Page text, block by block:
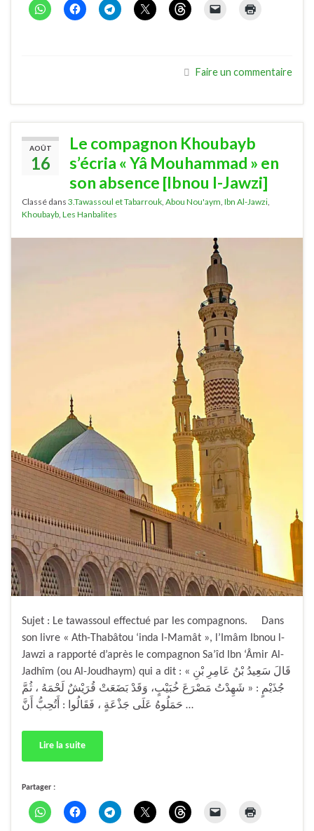
Faire un commentaire
AOÛT
16
Le compagnon Khoubayb
s’écria « Yâ Mouhammad » en
son absence [Ibnou l-Jawzi]
Classé dans 3.Tawassoul et Tabarrouk Abou Nou'aym Ibn Al-Jawzi
Khoubayb Les Hanbalites
Sujet : Le tawassoul effectué par les compagnons. Dans
son livre « Ath-Thabâtou ‘inda l-Mamât », l’Imâm Ibnou l-
Jawzi a rapporté d’après le compagnon Sa’îd Ibn ‘Âmir Al-
Jadhîm (ou Al-Joudhaym) qui a dit : « قَالَ سَعِيدُ بْنُ عَامِرِ بْنِ
جُذَيْمٍ : « شَهِدْتُ مَصْرَعَ خُبَيْبٍ، وَقَدْ بَضَعَتْ قُرَيْشٌ لَحْمَهُ ، ثُمَّ
حَمَلُوهُ عَلَى جَذْعَةٍ ، فَقَالُوا : أَتُحِبُّ أَنَّ …
Lire la suite
Partager :